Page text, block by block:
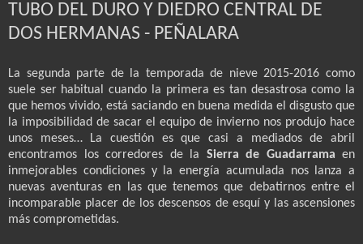
TUBO DEL DURO Y DIEDRO CENTRAL DE
DOS HERMANAS - PEÑALARA
La segunda parte de la temporada de nieve 2015-2016 como
suele ser habitual cuando la primera es tan desastrosa como la
que hemos vivido, está saciando en buena medida el disgusto que
la imposibilidad de sacar el equipo de invierno nos produjo hace
unos meses… La cuestión es que casi a mediados de abril
encontramos los corredores de la Sierra de Guadarrama en
inmejorables condiciones y la energía acumulada nos lanza a
nuevas aventuras en las que tenemos que debatirnos entre el
incomparable placer de los descensos de esquí y las ascensiones
más comprometidas.